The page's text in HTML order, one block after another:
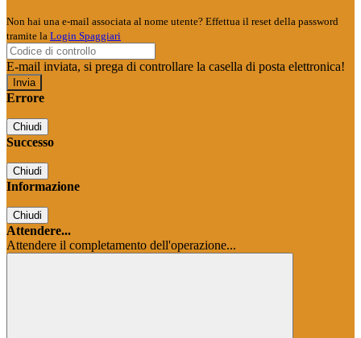
Non hai una e-mail associata al nome utente? Effettua il reset della password
tramite la Login Spaggiari
E-mail inviata, si prega di controllare la casella di posta elettronica!
Errore
Chiudi
Successo
Chiudi
Informazione
Chiudi
Attendere...
Attendere il completamento dell'operazione...